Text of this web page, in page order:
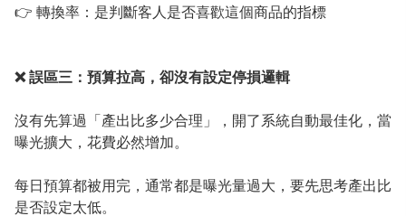
👉 轉換率：是判斷客人是否喜歡這個商品的指標
❌ 誤區三：預算拉高，卻沒有設定停損邏輯
沒有先算過「產出比多少合理」，開了系統自動最佳化，當
曝光擴大，花費必然增加。
每日預算都被用完，通常都是曝光量過大，要先思考產出比
是否設定太低。